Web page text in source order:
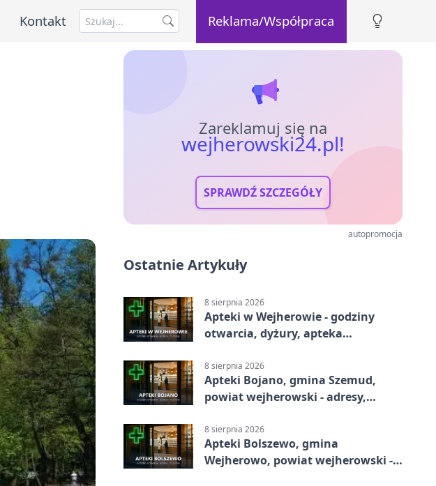
Kontakt Reklama/Współpraca
Zareklamuj się na
wejherowski24.pl!
SPRAWDŹ SZCZEGÓŁY
autopromocja
Ostatnie Artykuły
8 sierpnia 2026
Apteki w Wejherowie - godziny
otwarcia, dyżury, apteka
8 sierpnia 2026
Apteki Bojano, gmina Szemud,
powiat wejherowski - adresy,
8 sierpnia 2026
Apteki Bolszewo, gmina
Wejherowo, powiat wejherowski -